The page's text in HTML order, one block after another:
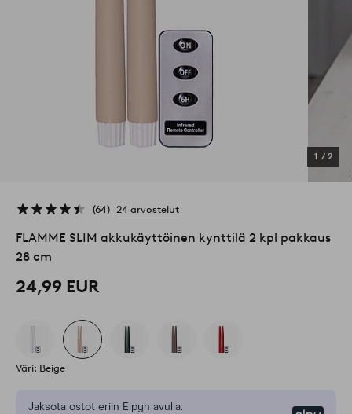
1 / 2
64 24 arvostelut
FLAMME SLIM akkukäyttöinen kynttilä 2 kpl pakkaus
28 cm
24,99 EUR
Väri: Beige
Jaksota ostot eriin Elpyn avulla.